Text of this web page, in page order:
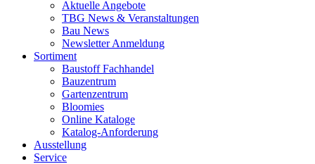
Aktuelle Angebote
TBG News & Veranstaltungen
Bau News
Newsletter Anmeldung
Sortiment
Baustoff Fachhandel
Bauzentrum
Gartenzentrum
Bloomies
Online Kataloge
Katalog-Anforderung
Ausstellung
Service